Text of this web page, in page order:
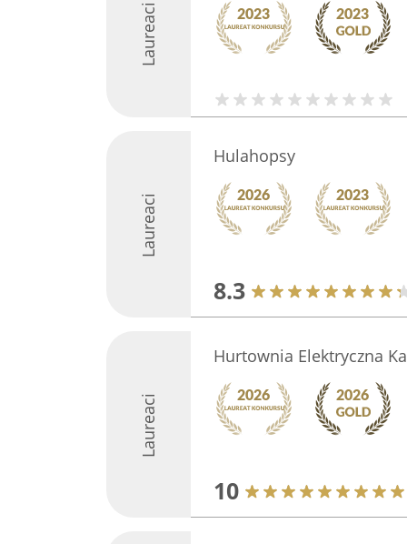
Laureaci
Laureaci
Hulahopsy
8.3
Laureaci
Hurtownia Elektryczna
10